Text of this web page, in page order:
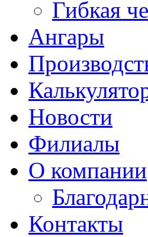
Гибкая
Ангары
Новости
Филиалы
О компании
Контакты